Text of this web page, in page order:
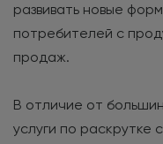
развивать новые
потребителей с
продаж.
В отличие от
услуги по раскрутке